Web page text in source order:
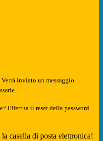
Verrà inviato un messaggio
Effettua il reset della password
casella di posta elettronica!